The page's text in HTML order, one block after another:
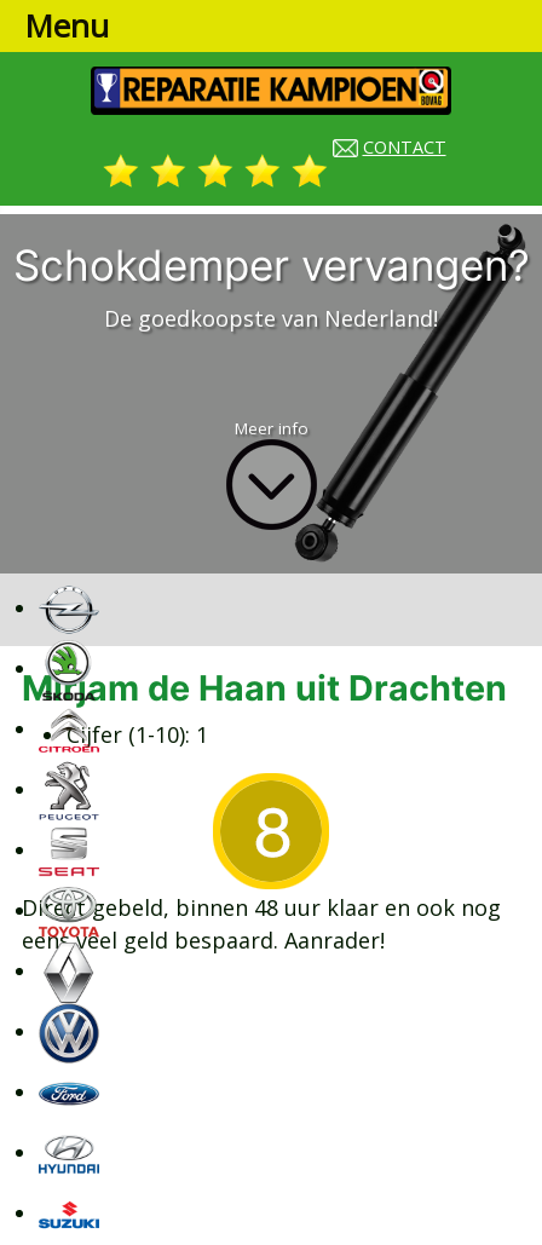
CONTACT
Schokdemper vervangen?
De goedkoopste van Nederland!
Meer info
Mirjam de Haan uit Drachten
Cijfer (1-10): 1
Direct gebeld, binnen 48 uur klaar en ook nog
eens veel geld bespaard. Aanrader!
Menu